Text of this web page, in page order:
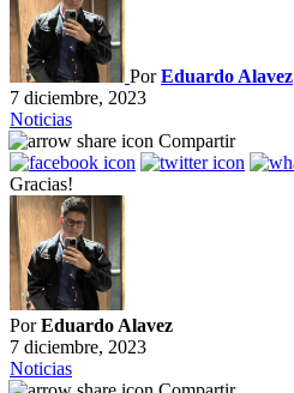
PorEduardo Alavez
7 diciembre, 2023
Noticias
Compartir
Gracias!
PorEduardo Alavez
7 diciembre, 2023
Noticias